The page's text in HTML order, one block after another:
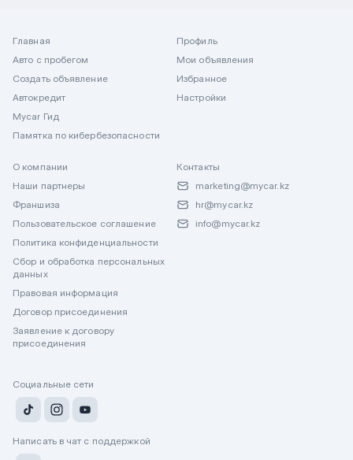
Главная
Авто с пробегом
Создать объявление
Автокредит
Mycar Гид
Памятка по кибербезопасности
Профиль
Мои объявления
Избранное
Настройки
О компании
Наши партнеры
Франшиза
Пользовательское соглашение
Политика конфиденциальности
Сбор и обработка персональных
данных
Правовая информация
Договор присоединения
Заявление к договору
присоединения
Контакты
marketing@mycar.kz
hr@mycar.kz
info@mycar.kz
Социальные сети
Написать в чат с поддержкой